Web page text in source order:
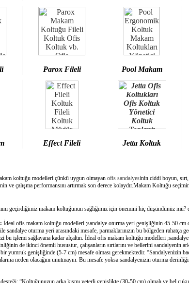
Parox Fileli Pool Makam
Effect Fileli Jetta Koltuk
koltuğu modelleri çünkü uygun olmayan ofis sandalyesinin ciddi boyun, sırt,
ve çalışma performansını artırmak son derece kolaydır.Makam Koltuğu
geçirdiğimiz makam koltuğunun sağlığımız için önemini hiç düşündünüz
İdeal ofis makam koltuğu modelleri ;sandalye oturma yeri genişliğinin 45-50 cm
sandalye oturma yeri arasındaki mesafe, parmaklarınızın bu bölgeden rahatça
bu işlemi sağlayana kadar alçaltın. İdeal ofis makam koltuğu modelleri
de ikinci önemli husustur, çalışanların sırtlarını ve bellerini sandalyenin
yumruk genişliğinde (5-7 cm) mesafe olması gerekmektedir. “Sandalyenizin
neden olacağını unutmayın. Bu mesafe yoksa sandalyenizin oturma
desteği: “Koltuğunuzun arka kısmı yeterli genişlikte (30-50 cm) olmalı ve bel